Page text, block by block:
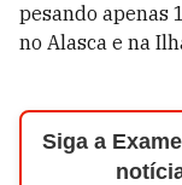
pesando apenas
no Alasca e na
Siga a